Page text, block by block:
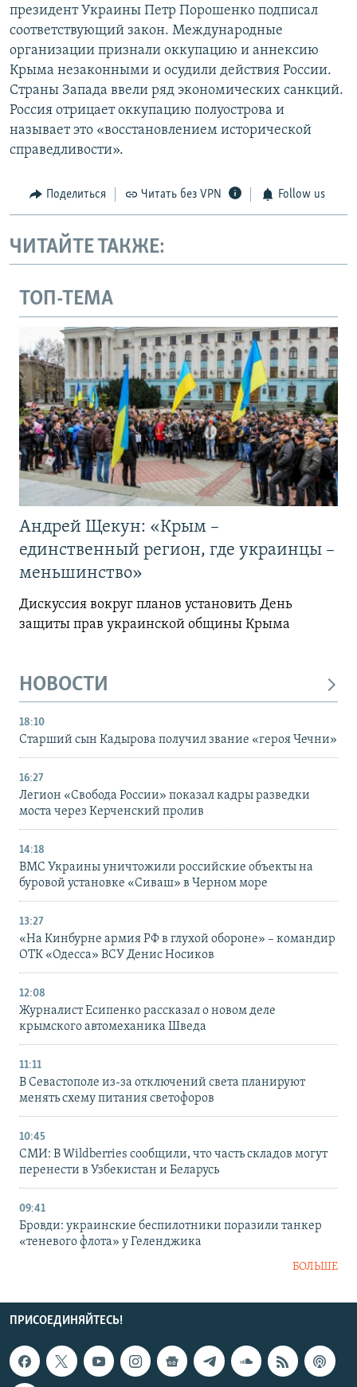
президент Украины Петр Порошенко подписал
соответствующий закон. Международные
организации признали оккупацию и аннексию
Крыма незаконными и осудили действия России.
Страны Запада ввели ряд экономических санкций.
Россия отрицает оккупацию полуострова и
называет это «восстановлением исторической
справедливости».
Поделиться Читать без VPN Follow us
ЧИТАЙТЕ ТАКЖЕ:
ТОП-ТЕМА
Андрей Щекун: «Крым –
единственный регион, где украинцы –
меньшинство»
Дискуссия вокруг планов установить День
защиты прав украинской общины Крыма
НОВОСТИ
18:10
Старший сын Кадырова получил звание «героя Чечни»
16:27
Легион «Свобода России» показал кадры разведки
моста через Керченский пролив
14:18
ВМС Украины уничтожили российские объекты на
буровой установке «Сиваш» в Черном море
13:27
«На Кинбурне армия РФ в глухой обороне» – командир
ОТК «Одесса» ВСУ Денис Носиков
12:08
Журналист Есипенко рассказал о новом деле
крымского автомеханика Шведа
11:11
В Севастополе из-за отключений света планируют
менять схему питания светофоров
10:45
СМИ: В Wildberries сообщили, что часть складов могут
перенести в Узбекистан и Беларусь
09:41
Бровди: украинские беспилотники поразили танкер
«теневого флота» у Геленджика
БОЛЬШЕ
ПРИСОЕДИНЯЙТЕСЬ!